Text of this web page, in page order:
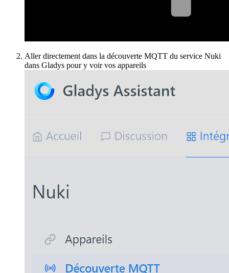
Aller directement dans la découverte MQTT du service Nuki
dans Gladys pour y voir vos appareils